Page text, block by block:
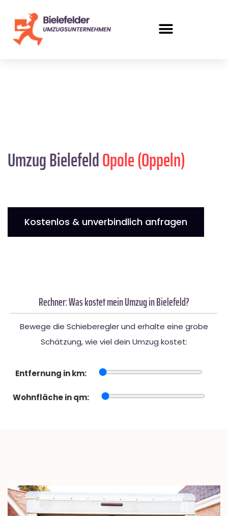
Umzug BielefeldOpole (Oppeln)
Kostenlos & unverbindlich anfragen
Rechner: Was kostet mein Umzug in Bielefeld?
Bewege die Schieberegler und erhalte eine grobe
Schätzung, wie viel dein Umzug kostet:
Entfernung in km:
Wohnfläche in qm: